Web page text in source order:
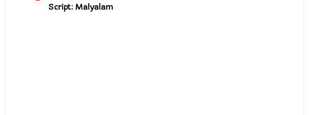
Script:Malyalam